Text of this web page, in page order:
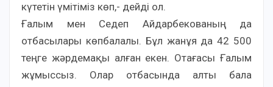
күтетін үмітіміз көп,- дейді ол.
Ғалым мен Седеп Айдарбекованың да
отбасылары көпбалалы. Бұл жанұя да 42 500
теңге жәрдемақы алған екен. Отағасы Ғалым
жұмыссыз. Олар отбасында алты бала